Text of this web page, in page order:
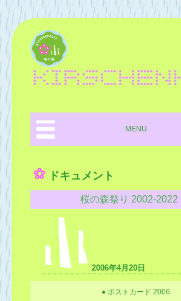
MENU
ドキュメント
桜の森祭り 2002-2022
2006年4月20日
● ポストカード 2006